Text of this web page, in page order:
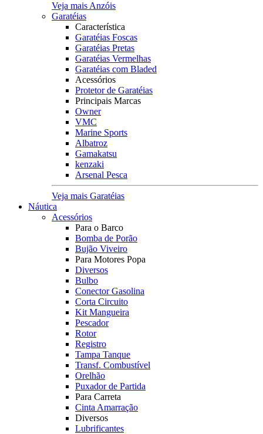
Veja mais Anzóis
Garatéias
Característica
Garatéias Foscas
Garatéias Pretas
Garatéias Vermelhas
Garatéias com Bladed
Acessórios
Protetor de Garatéias
Principais Marcas
Owner
VMC
Marine Sports
Albatroz
Gamakatsu
kenzaki
Arsenal Pesca
Veja mais Garatéias
Náutica
Acessórios
Para o Barco
Bomba de Porão
Bujão Viveiro
Para Motores Popa
Diversos
Bulbo
Conector Gasolina
Corta Circuito
Kit Mangueira
Pescador
Rotor
Registro
Tampa Tanque
Transf. Combustível
Orelhão
Puxador de Partida
Para Carreta
Cinta Amarração
Diversos
Lubrificantes